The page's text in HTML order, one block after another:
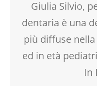
Giulia Silvio,
dentaria è una
più diffuse
ed in età
In